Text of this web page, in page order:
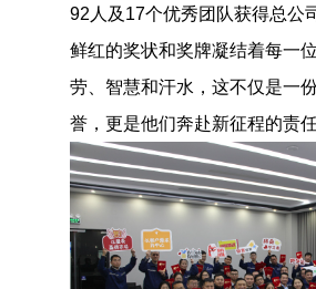
92 人及17个优秀团队获得总公
鲜红的奖状和奖牌凝结着每一
劳、智慧和汗水，这不仅是一
誉，更是他们奔赴新征程的责任